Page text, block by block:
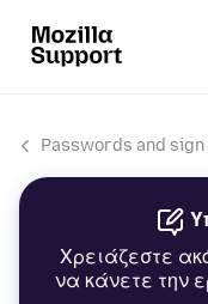
Passwords and sign
Χρειάζεστε
να κάνετε την